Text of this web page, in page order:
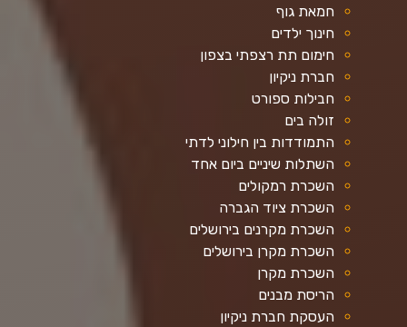
חמאת גוף
חינוך ילדים
חימום תת רצפתי בצפון
חברת ניקיון
חבילות ספורט
זולה בים
התמודדות בין חילוני לדתי
השתלות שיניים ביום אחד
השכרת רמקולים
השכרת ציוד הגברה
השכרת מקרנים בירושלים
השכרת מקרן בירושלים
השכרת מקרן
הריסת מבנים
העסקת חברת ניקיון